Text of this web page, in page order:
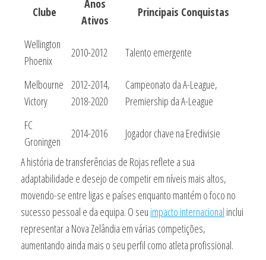
Clube
Anos
Ativos
Principais Conquistas
Wellington
Phoenix
2010-2012 Talento emergente
Melbourne
Victory
2012-2014,
2018-2020
Campeonato da A-League,
Premiership da A-League
FC
Groningen
2014-2016
Jogador chave na Eredivisie
A história de transferências de Rojas reflete a sua
adaptabilidade e desejo de competir em níveis mais altos,
movendo-se entre ligas e países enquanto mantém o foco no
sucesso pessoal e da equipa. O seu impacto internacional inclui
representar a Nova Zelândia em várias competições,
aumentando ainda mais o seu perfil como atleta profissional.